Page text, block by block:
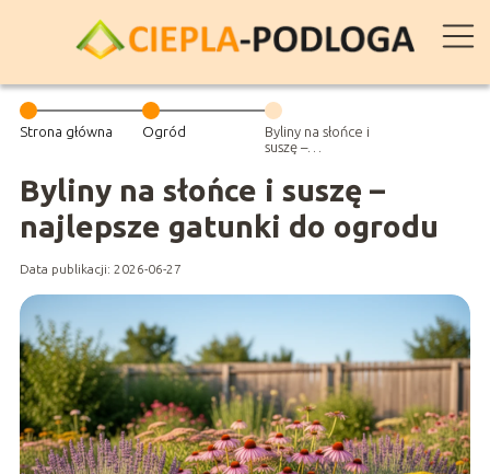
Strona główna Ogród
Byliny na słońce i
suszę –
gatunki do
ogrodu
Byliny na słońce i suszę –
najlepsze gatunki do ogrodu
Data publikacji: 2026-06-27